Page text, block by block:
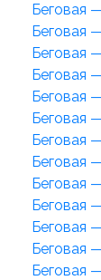
Беговая
Беговая
Беговая
Беговая
Беговая
Беговая
Беговая
Беговая
Беговая
Беговая
Беговая
Беговая
Беговая